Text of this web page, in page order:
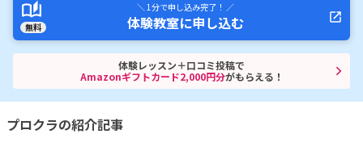
無料
＼ 1分で申し込み完了！ ／
体験教室に申し込む
体験レッスン＋口コミ投稿で
Amazonギフトカード2,000円分がもらえる！
プロクラの紹介記事